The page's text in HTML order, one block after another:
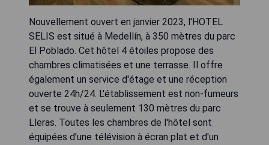
Nouvellement ouvert en janvier 2023, l'HOTEL
SELIS est situé à Medellín, à 350 mètres du parc
El Poblado. Cet hôtel 4 étoiles propose des
chambres climatisées et une terrasse. Il offre
également un service d'étage et une réception
ouverte 24h/24. L'établissement est non-fumeurs
et se trouve à seulement 130 mètres du parc
Lleras. Toutes les chambres de l'hôtel sont
équipées d'une télévision à écran plat et d'un